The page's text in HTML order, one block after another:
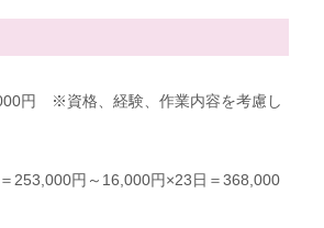
円 ※資格、経験、作業内容を考慮し
円～16,000円×23日＝368,000